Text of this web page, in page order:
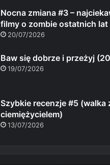
Nocna zmiana #3 –
filmy o zombie ostatnich lat
20/07/2026
Baw się dobrze i przeżyj
19/07/2026
Szybkie recenzje #5 (walka
ciemiężycielem)
13/07/2026